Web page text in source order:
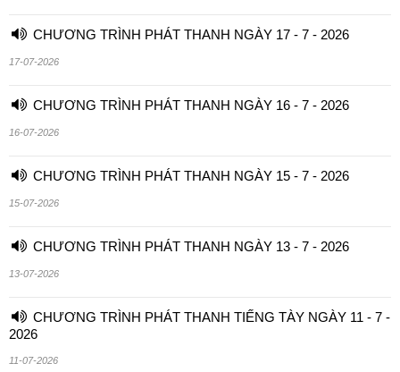
CHƯƠNG TRÌNH PHÁT THANH NGÀY 17 - 7 - 2026
17-07-2026
CHƯƠNG TRÌNH PHÁT THANH NGÀY 16 - 7 - 2026
16-07-2026
CHƯƠNG TRÌNH PHÁT THANH NGÀY 15 - 7 - 2026
15-07-2026
CHƯƠNG TRÌNH PHÁT THANH NGÀY 13 - 7 - 2026
13-07-2026
CHƯƠNG TRÌNH PHÁT THANH TIẾNG TÀY NGÀY 11 - 7 -
2026
11-07-2026